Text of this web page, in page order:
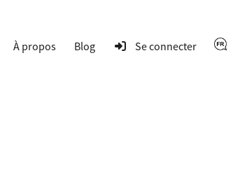
À propos Blog Se connecter